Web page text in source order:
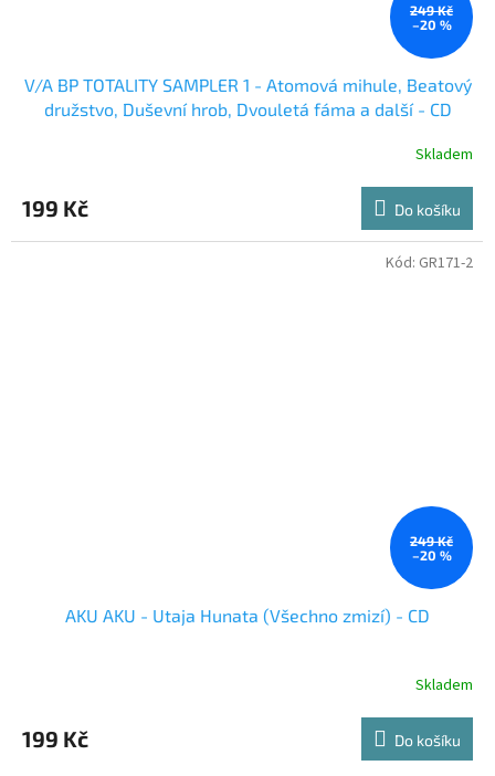
249 Kč
–20 %
V/A BP TOTALITY SAMPLER 1 - Atomová mihule, Beatový
družstvo, Duševní hrob, Dvouletá fáma a další - CD
Skladem
199 Kč Do košíku
249 Kč
–20 %
AKU AKU - Utaja Hunata (Všechno zmizí) - CD
Skladem
199 Kč Do košíku
Kód: GR171-2